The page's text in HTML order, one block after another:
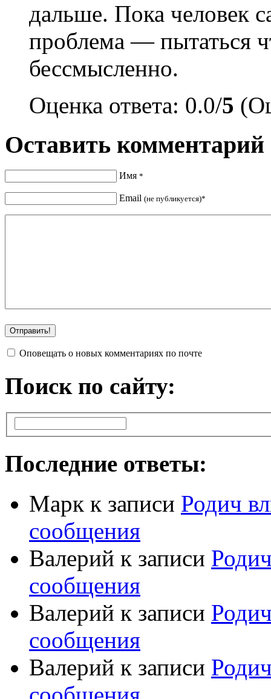
дальше. Пока человек
проблема — пытаться
бессмысленно.
Оценка ответа: 0.0/5
Оставить комментарий
Имя *
Email (не публикуется)*
Оповещать о новых комментариях по почте
Поиск по сайту:
Последние ответы:
Марк к записи Родич
сообщения
Валерий к записи
сообщения
Валерий к записи
сообщения
Валерий к записи